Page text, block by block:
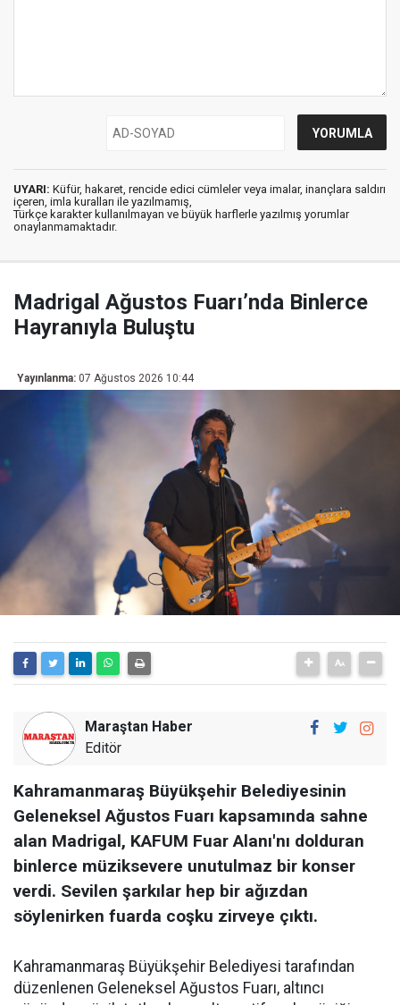
UYARI: Küfür, hakaret, rencide edici cümleler veya imalar, inançlara saldırı
içeren, imla kuralları ile yazılmamış,
Türkçe karakter kullanılmayan ve büyük harflerle yazılmış yorumlar
onaylanmamaktadır.
Madrigal Ağustos Fuarı’nda Binlerce
Hayranıyla Buluştu
Yayınlanma: 07 Ağustos 2026 10:44
Maraştan Haber
Editör
Kahramanmaraş Büyükşehir Belediyesinin
Geleneksel Ağustos Fuarı kapsamında sahne
alan Madrigal, KAFUM Fuar Alanı'nı dolduran
binlerce müziksevere unutulmaz bir konser
verdi. Sevilen şarkılar hep bir ağızdan
söylenirken fuarda coşku zirveye çıktı.
Kahramanmaraş Büyükşehir Belediyesi tarafından
düzenlenen Geleneksel Ağustos Fuarı, altıncı